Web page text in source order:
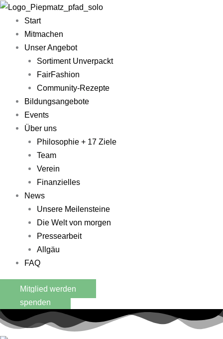
Zum
Inhalt
springen
Main
Menu
Start
Mitmachen
Unser Angebot
Sortiment Unverpackt
FairFashion
Community-Rezepte​
Bildungsangebote
Events
Über uns
Philosophie + 17 Ziele
Team
Verein
Finanzielles
News
Unsere Meilensteine
Die Welt von morgen
Pressearbeit
Allgäu
FAQ
Mitglied werden
spenden